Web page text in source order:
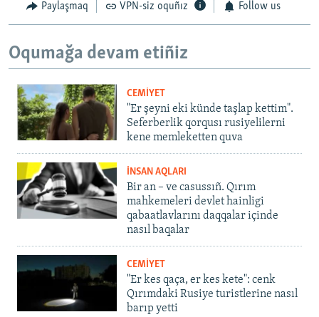
Paylaşmaq VPN-siz oquñız Follow us
Oqumağa devam etiñiz
CEMİYET
"Er şeyni eki künde taşlap kettim".
Seferberlik qorqusı rusiyelilerni
kene memleketten quva
İNSAN AQLARI
Bir an – ve casussıñ. Qırım
mahkemeleri devlet hainligi
qabaatlavlarını daqqalar içinde
nasıl baqalar
CEMİYET
"Er kes qaça, er kes kete": cenk
Qırımdaki Rusiye turistlerine nasıl
barıp yetti